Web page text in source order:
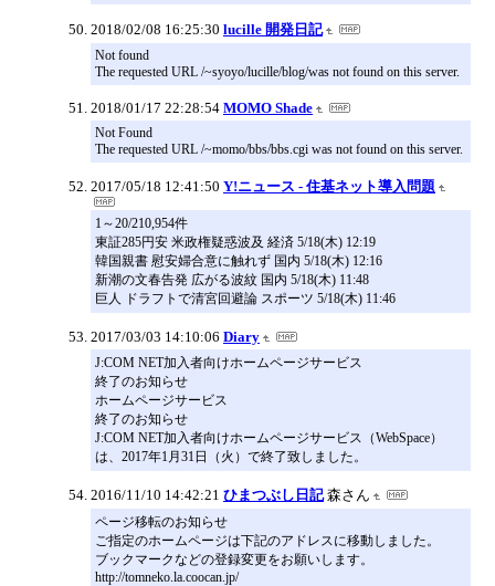
2018/02/08 16:25:30 lucille 開発日記
Not found
The requested URL /~syoyo/lucille/blog/was not found on this server.
2018/01/17 22:28:54 MOMO Shade
Not Found
The requested URL /~momo/bbs/bbs.cgi was not found on this server.
2017/05/18 12:41:50 Y!ニュース - 住基ネット導入問題
1～20/210,954件
東証285円安 米政権疑惑波及 経済 5/18(木) 12:19
韓国親書 慰安婦合意に触れず 国内 5/18(木) 12:16
新潮の文春告発 広がる波紋 国内 5/18(木) 11:48
巨人 ドラフトで清宮回避論 スポーツ 5/18(木) 11:46
2017/03/03 14:10:06 Diary
J:COM NET加入者向けホームページサービス
終了のお知らせ
ホームページサービス
終了のお知らせ
J:COM NET加入者向けホームページサービス（WebSpace）
は、2017年1月31日（火）で終了致しました。
2016/11/10 14:42:21 ひまつぶし日記 森さん
ページ移転のお知らせ
ご指定のホームページは下記のアドレスに移動しました。
ブックマークなどの登録変更をお願いします。
http://tomneko.la.coocan.jp/